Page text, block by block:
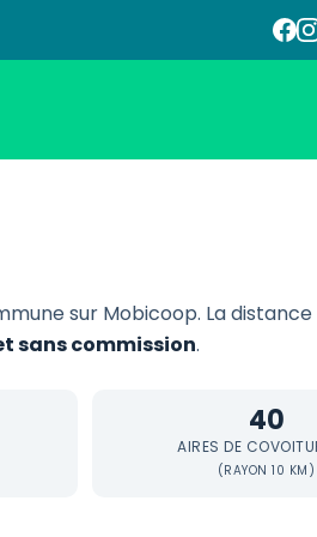
sur Mobicoop. La
sans commission.
40
AIRES DE
(RAYON 10 KM)